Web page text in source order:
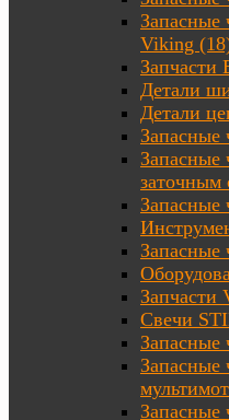
Запасные
Viking
Запчасти
Детали
Детали
Запасные
Запасные
заточным
Запасные
Запасные
Запчасти
Свечи
Запасные
Запасные
Запасные